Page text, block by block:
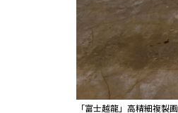
「富士越龍」高精細複製